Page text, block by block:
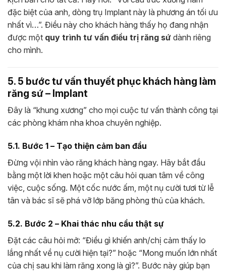
đặc biệt của anh, dòng trụ Implant này là phương án tối ưu
nhất vì…”. Điều này cho khách hàng thấy họ đang nhận
được một quy trình tư vấn điều trị răng sứ dành riêng
cho mình.
5. 5 bước tư vấn thuyết phục khách hàng làm
răng sứ – Implant
Đây là “khung xương” cho mọi cuộc tư vấn thành công tại
các phòng khám nha khoa chuyên nghiệp.
5.1. Bước 1 – Tạo thiện cảm ban đầu
Đừng vội nhìn vào răng khách hàng ngay. Hãy bắt đầu
bằng một lời khen hoặc một câu hỏi quan tâm về công
việc, cuộc sống. Một cốc nước ấm, một nụ cười tươi từ lễ
tân và bác sĩ sẽ phá vỡ lớp băng phòng thủ của khách.
5.2. Bước 2 – Khai thác nhu cầu thật sự
Đặt các câu hỏi mở: “Điều gì khiến anh/chị cảm thấy lo
lắng nhất về nụ cười hiện tại?” hoặc “Mong muốn lớn nhất
của chị sau khi làm răng xong là gì?”. Bước này giúp bạn